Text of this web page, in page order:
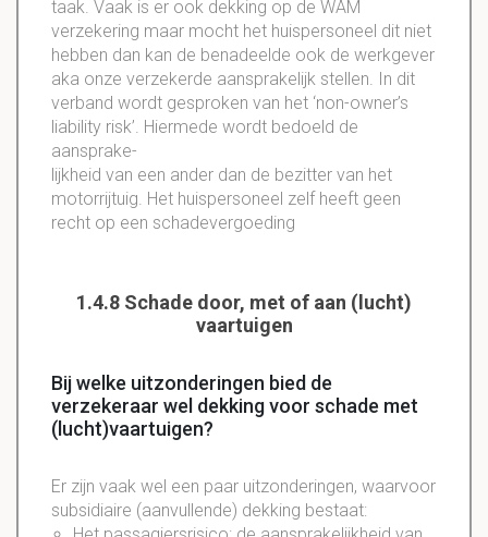
taak. Vaak is er ook dekking op de WAM
verzekering maar mocht het huispersoneel dit niet
hebben dan kan de benadeelde ook de werkgever
aka onze verzekerde aansprakelijk stellen. In dit
verband wordt gesproken van het ‘non-owner’s
liability risk’. Hiermede wordt bedoeld de
aansprake-
lijkheid van een ander dan de bezitter van het
motorrijtuig. Het huispersoneel zelf heeft geen
recht op een schadevergoeding
1.4.8 Schade door, met of aan (lucht)
vaartuigen
Bij welke uitzonderingen bied de
verzekeraar wel dekking voor schade met
(lucht)vaartuigen?
Er zijn vaak wel een paar uitzonderingen, waarvoor
subsidiaire (aanvullende) dekking bestaat: